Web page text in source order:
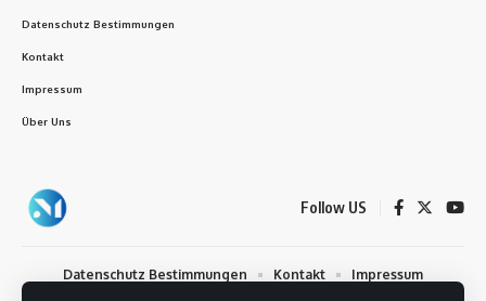
Datenschutz Bestimmungen
Kontakt
Impressum
Über Uns
Follow US
Datenschutz Bestimmungen Kontakt
Impressum